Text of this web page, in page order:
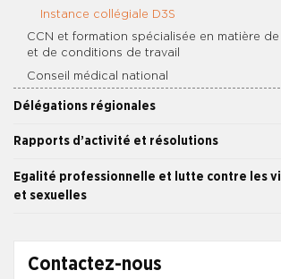
Instance collégiale D3S
CCN et formation spécialisée en matière
et de conditions de travail
Conseil médical national
Délégations régionales
Rapports d’activité et résolutions
Egalité professionnelle et lutte contre les
et sexuelles
Contactez-nous